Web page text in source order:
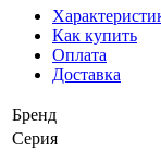
Как купить
Оплата
Доставка
Бренд
Серия